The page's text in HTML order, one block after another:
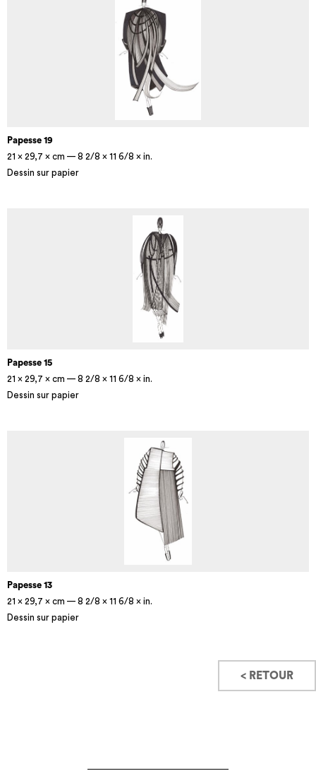
Papesse 19
21 × 29,7 × cm — 8 2/8 × 11 6/8 × in.
Dessin sur papier
Papesse 15
21 × 29,7 × cm — 8 2/8 × 11 6/8 × in.
Dessin sur papier
Papesse 13
21 × 29,7 × cm — 8 2/8 × 11 6/8 × in.
Dessin sur papier
< RETOUR